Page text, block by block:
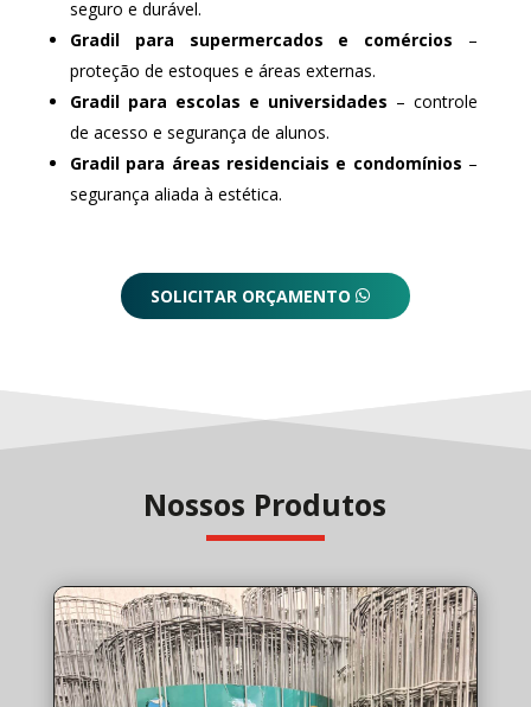
seguro e durável.
Gradil para supermercados e comércios –
proteção de estoques e áreas externas.
Gradil para escolas e universidades – controle
de acesso e segurança de alunos.
Gradil para áreas residenciais e condomínios –
segurança aliada à estética.
SOLICITAR ORÇAMENTO
Nossos Produtos